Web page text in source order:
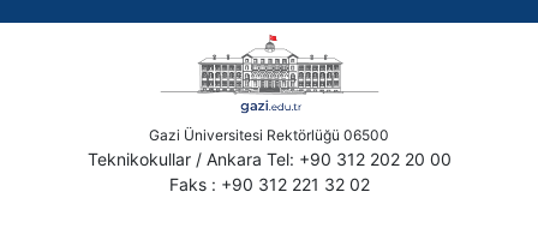
Gazi Üniversitesi Rektörlüğü 06500
Teknikokullar / Ankara Tel: +90 312 202 20 00
Faks : +90 312 221 32 02